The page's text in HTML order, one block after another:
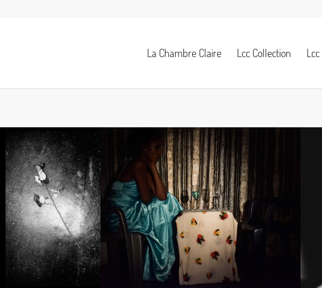
La Chambre Claire Lcc Collection